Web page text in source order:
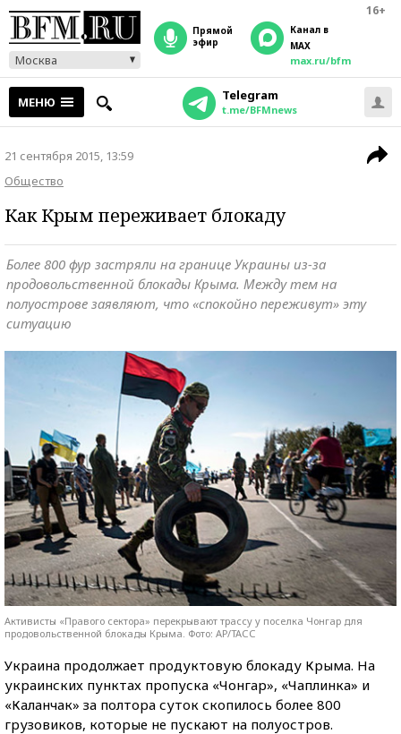
16+
Москва
прямой
эфир
Канал в
MAX
max.ru/bfm
МЕНЮ Telegram
t.me/BFMnews
21 сентября 2015, 13:59
Общество
Как Крым переживает блокаду
Более 800 фур застряли на границе Украины из-за
продовольственной блокады Крыма. Между тем на
полуострове заявляют, что «спокойно переживут» эту
ситуацию
Активисты «Правого сектора» перекрывают трассу у поселка Чонгар для
продовольственной блокады Крыма. Фото: АР/ТАСС
Украина продолжает продуктовую блокаду Крыма. На
украинских пунктах пропуска «Чонгар», «Чаплинка» и
«Каланчак» за полтора суток скопилось более 800
грузовиков, которые не пускают на полуостров.